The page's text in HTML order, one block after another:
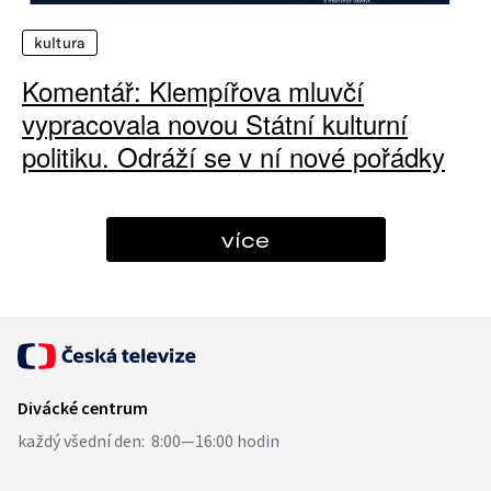
kultura
Komentář: Klempířova mluvčí
vypracovala novou Státní kulturní
politiku. Odráží se v ní nové pořádky
více